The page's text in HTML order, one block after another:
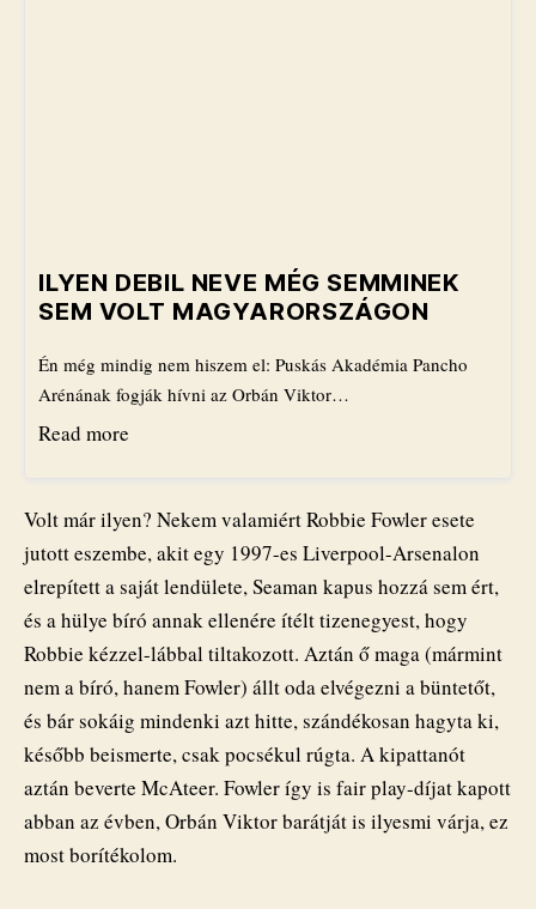
​ILYEN DEBIL NEVE MÉG SEMMINEK
SEM VOLT MAGYARORSZÁGON
Én még mindig nem hiszem el: Puskás Akadémia Pancho
Arénának fogják hívni az Orbán Viktor…
Read more
Volt már ilyen? Nekem valamiért Robbie Fowler esete
jutott eszembe, akit egy 1997-es Liverpool-Arsenalon
elrepített a saját lendülete, Seaman kapus hozzá sem ért,
és a hülye bíró annak ellenére ítélt tizenegyest, hogy
Robbie kézzel-lábbal tiltakozott. Aztán ő maga (mármint
nem a bíró, hanem Fowler) állt oda elvégezni a büntetőt,
és bár sokáig mindenki azt hitte, szándékosan hagyta ki,
később beismerte, csak pocsékul rúgta. A kipattanót
aztán beverte McAteer. Fowler így is fair play-díjat kapott
abban az évben, Orbán Viktor barátját is ilyesmi várja, ez
most borítékolom.